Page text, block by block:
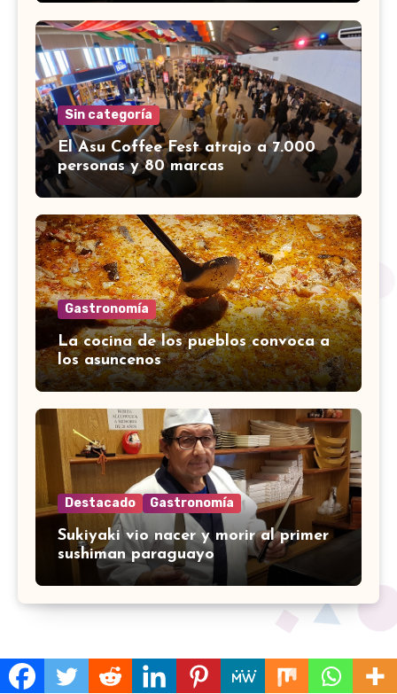
Sin categoría
El Asu Coffee Fest atrajo a 7.000
personas y 80 marcas
Gastronomía
La cocina de los pueblos convoca a
los asuncenos
Destacado Gastronomía
Sukiyaki vio nacer y morir al primer
sushiman paraguayo